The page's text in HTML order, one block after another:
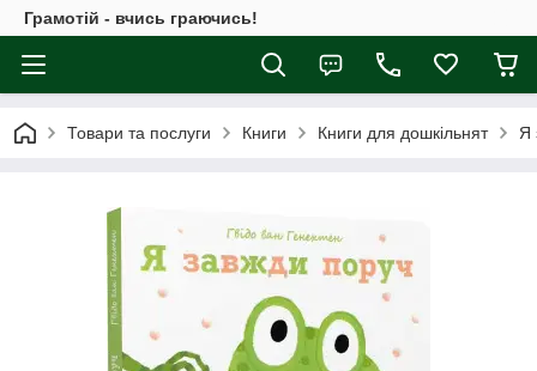
Грамотій - вчись граючись!
Товари та послуги Книги Книги для дошкільнят Я